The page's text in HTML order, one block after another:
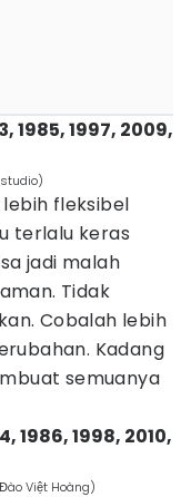
1985, 1997, 2009,
fleksibel
terlalu keras
jadi malah
Tidak
Cobalah lebih
Kadang
semuanya
1986, 1998, 2010,
Việt Hoàng)